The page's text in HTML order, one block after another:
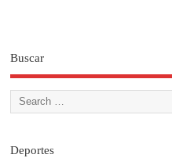
Buscar
Deportes